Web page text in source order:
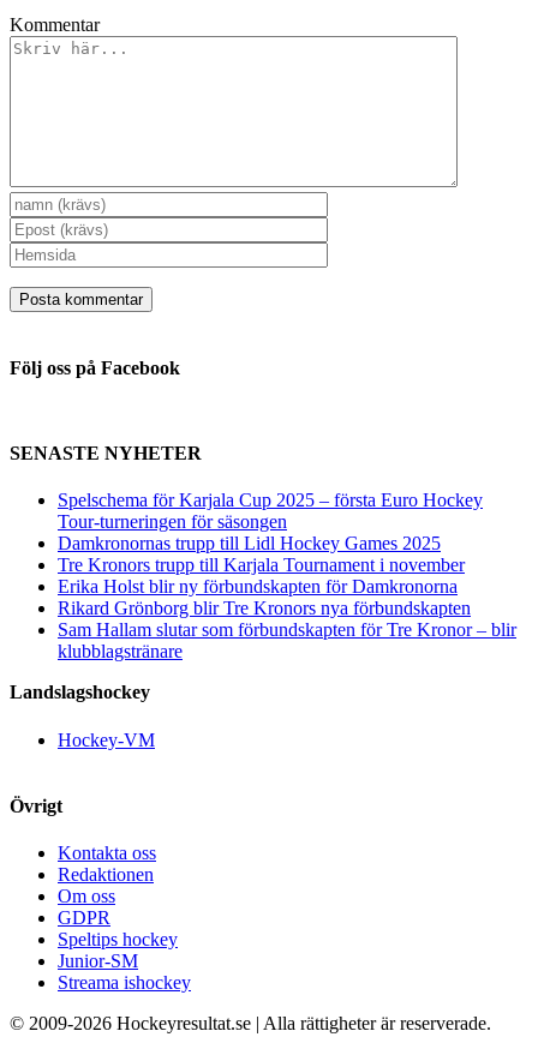
Kommentar
Följ oss på Facebook
SENASTE NYHETER
Spelschema för Karjala Cup 2025 – första Euro Hockey
Tour-turneringen för säsongen
Damkronornas trupp till Lidl Hockey Games 2025
Tre Kronors trupp till Karjala Tournament i november
Erika Holst blir ny förbundskapten för Damkronorna
Rikard Grönborg blir Tre Kronors nya förbundskapten
Sam Hallam slutar som förbundskapten för Tre Kronor – blir
klubblagstränare
Landslagshockey
Hockey-VM
Övrigt
Kontakta oss
Redaktionen
Om oss
GDPR
Speltips hockey
Junior-SM
Streama ishockey
© 2009-2026 Hockeyresultat.se | Alla rättigheter är reserverade.